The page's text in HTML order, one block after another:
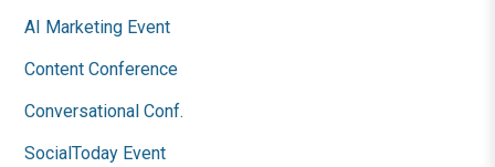
AI Marketing Event
Content Conference
Conversational Conf.
SocialToday Event